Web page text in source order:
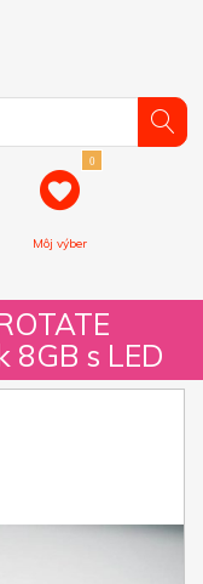
0
Môj výber
8GB s LED